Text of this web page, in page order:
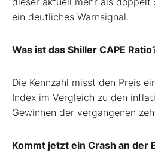
ein deutliches Warnsignal.
Was ist das Shiller CAPE
Die Kennzahl misst den Preis
Index im Vergleich zu den
Gewinnen der vergangenen
Kommt jetzt ein Crash an der